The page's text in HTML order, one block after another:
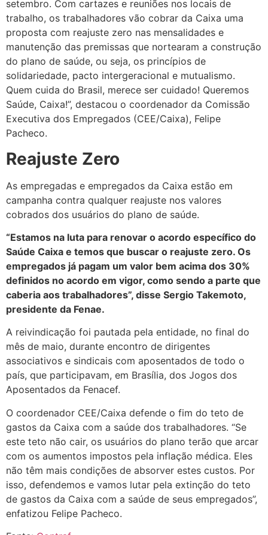
setembro. Com cartazes e reuniões nos locais de
trabalho, os trabalhadores vão cobrar da Caixa uma
proposta com reajuste zero nas mensalidades e
manutenção das premissas que nortearam a construção
do plano de saúde, ou seja, os princípios de
solidariedade, pacto intergeracional e mutualismo.
Quem cuida do Brasil, merece ser cuidado! Queremos
Saúde, Caixa!”, destacou o coordenador da Comissão
Executiva dos Empregados (CEE/Caixa), Felipe
Pacheco.
Reajuste Zero
As empregadas e empregados da Caixa estão em
campanha contra qualquer reajuste nos valores
cobrados dos usuários do plano de saúde.
“Estamos na luta para renovar o acordo específico do
Saúde Caixa e temos que buscar o reajuste zero. Os
empregados já pagam um valor bem acima dos 30%
definidos no acordo em vigor, como sendo a parte que
caberia aos trabalhadores”, disse Sergio Takemoto,
presidente da Fenae.
A reivindicação foi pautada pela entidade, no final do
mês de maio, durante encontro de dirigentes
associativos e sindicais com aposentados de todo o
país, que participavam, em Brasília, dos Jogos dos
Aposentados da Fenacef.
O coordenador CEE/Caixa defende o fim do teto de
gastos da Caixa com a saúde dos trabalhadores. “Se
este teto não cair, os usuários do plano terão que arcar
com os aumentos impostos pela inflação médica. Eles
não têm mais condições de absorver estes custos. Por
isso, defendemos e vamos lutar pela extinção do teto
de gastos da Caixa com a saúde de seus empregados”,
enfatizou Felipe Pacheco.